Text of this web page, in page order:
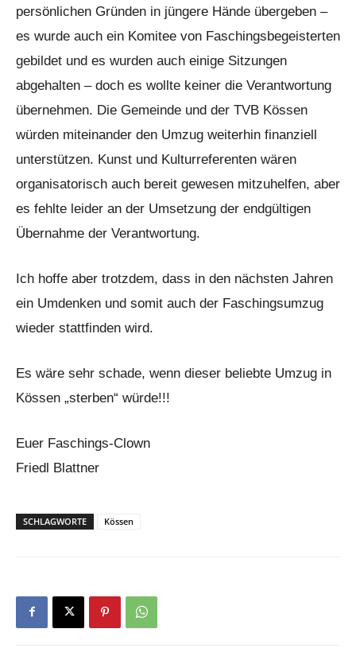
persönlichen Gründen in jüngere Hände übergeben –
es wurde auch ein Komitee von Faschingsbegeisterten
gebildet und es wurden auch einige Sitzungen
abgehalten – doch es wollte keiner die Verantwortung
übernehmen. Die Gemeinde und der TVB Kössen
würden miteinander den Umzug weiterhin finanziell
unterstützen. Kunst und Kulturreferenten wären
organisatorisch auch bereit gewesen mitzuhelfen, aber
es fehlte leider an der Umsetzung der endgültigen
Übernahme der Verantwortung.
Ich hoffe aber trotzdem, dass in den nächsten Jahren
ein Umdenken und somit auch der Faschingsumzug
wieder stattfinden wird.
Es wäre sehr schade, wenn dieser beliebte Umzug in
Kössen „sterben“ würde!!!
Euer Faschings-Clown
Friedl Blattner
SCHLAGWORTE Kössen